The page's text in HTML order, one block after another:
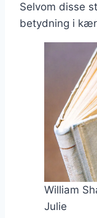
Selvom disse
betydning i
William
Julie